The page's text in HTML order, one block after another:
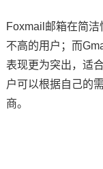
Foxmail邮箱在简
不高的用户；而
表现更为突出，适
户可以根据自己的
商。